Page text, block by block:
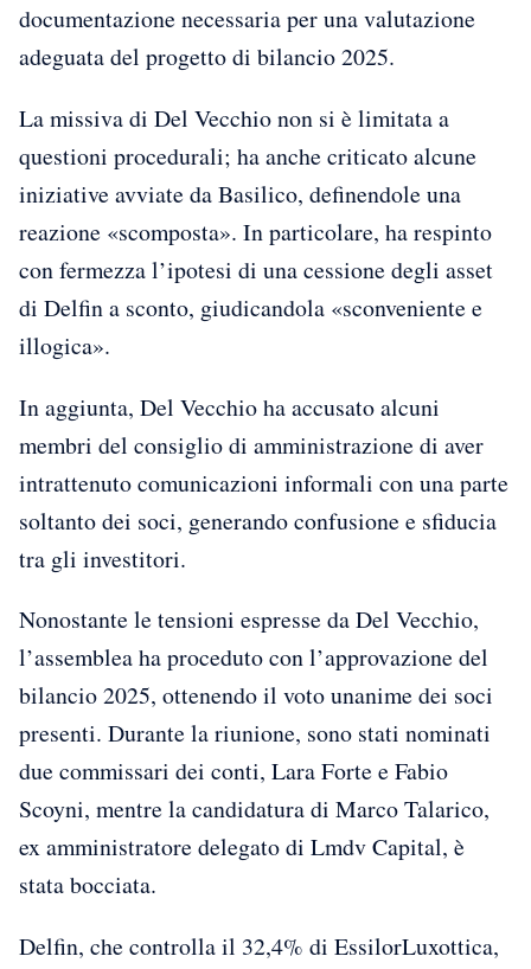
documentazione necessaria per una valutazione
adeguata del progetto di bilancio 2025.
La missiva di Del Vecchio non si è limitata a
questioni procedurali; ha anche criticato alcune
iniziative avviate da Basilico, definendole una
reazione «scomposta». In particolare, ha respinto
con fermezza l’ipotesi di una cessione degli asset
di Delfin a sconto, giudicandola «sconveniente e
illogica».
In aggiunta, Del Vecchio ha accusato alcuni
membri del consiglio di amministrazione di aver
intrattenuto comunicazioni informali con una parte
soltanto dei soci, generando confusione e sfiducia
tra gli investitori.
Nonostante le tensioni espresse da Del Vecchio,
l’assemblea ha proceduto con l’approvazione del
bilancio 2025, ottenendo il voto unanime dei soci
presenti. Durante la riunione, sono stati nominati
due commissari dei conti, Lara Forte e Fabio
Scoyni, mentre la candidatura di Marco Talarico,
ex amministratore delegato di Lmdv Capital, è
stata bocciata.
Delfin, che controlla il 32,4% di EssilorLuxottica,